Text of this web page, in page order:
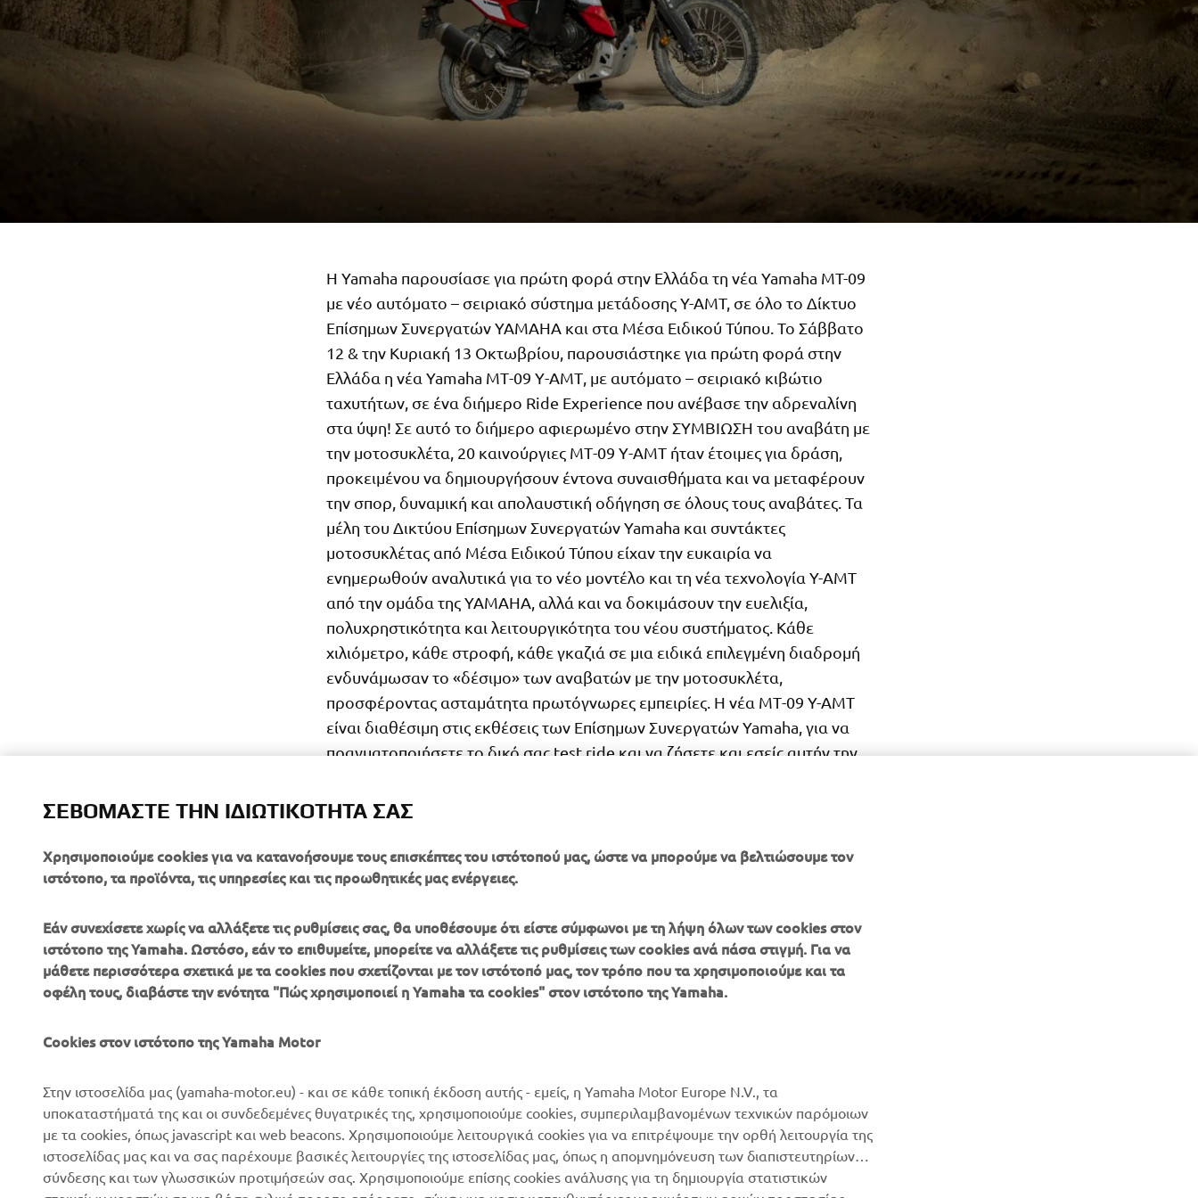
Η Yamaha παρουσίασε για πρώτη φορά στην Ελλάδα τη νέα Yamaha MT-09
με νέο αυτόματο – σειριακό σύστημα μετάδοσης Y-AMT, σε όλο το Δίκτυο
Επίσημων Συνεργατών YAMAHA και στα Μέσα Ειδικού Τύπου. Το Σάββατο
12 & την Κυριακή 13 Οκτωβρίου, παρουσιάστηκε για πρώτη φορά στην
Ελλάδα η νέα Yamaha ΜΤ-09 Υ-ΑΜΤ, με αυτόματο – σειριακό κιβώτιο
ταχυτήτων, σε ένα διήμερο Ride Experience που ανέβασε την αδρεναλίνη
στα ύψη! Σε αυτό το διήμερο αφιερωμένο στην ΣΥΜΒΙΩΣΗ του αναβάτη με
την μοτοσυκλέτα, 20 καινούργιες ΜΤ-09 Υ-ΑΜΤ ήταν έτοιμες για δράση,
προκειμένου να δημιουργήσουν έντονα συναισθήματα και να μεταφέρουν
την σπορ, δυναμική και απολαυστική οδήγηση σε όλους τους αναβάτες. Τα
μέλη του Δικτύου Επίσημων Συνεργατών Yamaha και συντάκτες
μοτοσυκλέτας από Μέσα Ειδικού Τύπου είχαν την ευκαιρία να
ενημερωθούν αναλυτικά για το νέο μοντέλο και τη νέα τεχνολογία Y-AMT
από την ομάδα της YAMAHA, αλλά και να δοκιμάσουν την ευελιξία,
πολυχρηστικότητα και λειτουργικότητα του νέου συστήματος. Κάθε
χιλιόμετρο, κάθε στροφή, κάθε γκαζιά σε μια ειδικά επιλεγμένη διαδρομή
ενδυνάμωσαν το «δέσιμο» των αναβατών με την μοτοσυκλέτα,
προσφέροντας ασταμάτητα πρωτόγνωρες εμπειρίες. Η νέα ΜΤ-09 Y-AMT
είναι διαθέσιμη στις εκθέσεις των Επίσημων Συνεργατών Yamaha, για να
πραγματοποιήσετε το δικό σας test ride και να ζήσετε και εσείς αυτήν την
ΕΤΑΙΡΕΊΑ
Νέα
Δίκτυο Επίσημων
Συνεργατών
B2B
Αρχές
Γήπεδα γκολφ
Πρώτοι ανταποκριτές
Robotics
ΠΕΡΙΣΣΌΤΕΡΑ
YAMAHA
Yamaha Racing
Yamaha Motor Global
Mobile Apps
SUPPORT
διαχείριση των
χρησιμοποιημένων
μπαταριών
ΕΝΗΜΕΡΩΤΙΚΟ ΔΕΛΤΙΟ
Διαβάστε την Πολιτική Απορρήτου μας για να μάθετε πώς
επεξεργαζόμαστε τα προσωπικά σας δεδομένα:
απορρήτου
ΣΕΒΌΜΑΣΤΕ ΤΗΝ ΙΔΙΩΤΙΚΌΤΗΤΆ ΣΑΣ
Χρησιμοποιούμε cookies για να κατανοήσουμε τους επισκέπτες του ιστότοπού μας, ώστε να μπορούμε να βελτιώσουμε τον
ιστότοπο, τα προϊόντα, τις υπηρεσίες και τις προωθητικές μας ενέργειες.
Εάν συνεχίσετε χωρίς να αλλάξετε τις ρυθμίσεις σας, θα υποθέσουμε ότι είστε σύμφωνοι με τη λήψη όλων των cookies στον
ιστότοπο της Yamaha. Ωστόσο, εάν το επιθυμείτε, μπορείτε να αλλάξετε τις ρυθμίσεις των cookies ανά πάσα στιγμή. Για να
μάθετε περισσότερα σχετικά με τα cookies που σχετίζονται με τον ιστότοπό μας, τον τρόπο που τα χρησιμοποιούμε και τα
οφέλη τους, διαβάστε την ενότητα "Πώς χρησιμοποιεί η Yamaha τα cookies" στον ιστότοπο της Yamaha.
Cookies στον ιστότοπο της Yamaha Motor
Στην ιστοσελίδα μας (yamaha-motor.eu) - και σε κάθε τοπική έκδοση αυτής - εμείς, η Yamaha Motor Europe N.V., τα
υποκαταστήματά της και οι συνδεδεμένες θυγατρικές της, χρησιμοποιούμε cookies, συμπεριλαμβανομένων τεχνικών παρόμοιων
με τα cookies, όπως javascript και web beacons. Χρησιμοποιούμε λειτουργικά cookies για να επιτρέψουμε την ορθή λειτουργία της
ιστοσελίδας μας και να σας παρέχουμε βασικές λειτουργίες της ιστοσελίδας μας, όπως η απομνημόνευση των διαπιστευτηρίων
σύνδεσης και των γλωσσικών προτιμήσεών σας. Χρησιμοποιούμε επίσης cookies ανάλυσης για τη δημιουργία στατιστικών